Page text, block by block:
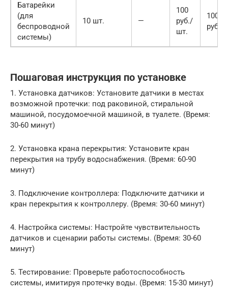
Батарейки
(для
беспроводной
системы)
10 шт. —
100
руб./
шт.
1000
руб.
Пошаговая инструкция по установке
1. Установка датчиков: Установите датчики в местах
возможной протечки: под раковиной, стиральной
машиной, посудомоечной машиной, в туалете. (Время:
30-60 минут)
2. Установка крана перекрытия: Установите кран
перекрытия на трубу водоснабжения. (Время: 60-90
минут)
3. Подключение контроллера: Подключите датчики и
кран перекрытия к контроллеру. (Время: 30-60 минут)
4. Настройка системы: Настройте чувствительность
датчиков и сценарии работы системы. (Время: 30-60
минут)
5. Тестирование: Проверьте работоспособность
системы, имитируя протечку воды. (Время: 15-30 минут)